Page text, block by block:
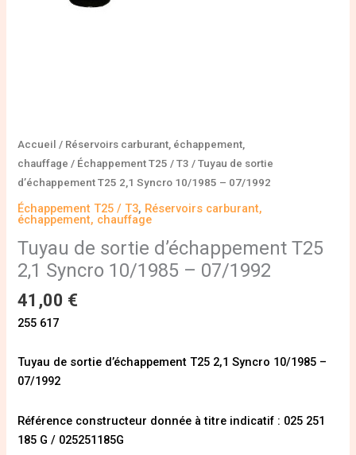
Accueil / Réservoirs carburant, échappement,
chauffage / Échappement T25 / T3 / Tuyau de sortie
d’échappement T25 2,1 Syncro 10/1985 – 07/1992
Échappement T25 / T3, Réservoirs carburant,
échappement, chauffage
Tuyau de sortie d’échappement T25
2,1 Syncro 10/1985 – 07/1992
41,00 €
255 617
Tuyau de sortie d’échappement T25 2,1 Syncro 10/1985 –
07/1992
Référence constructeur donnée à titre indicatif : 025 251
185 G / 025251185G